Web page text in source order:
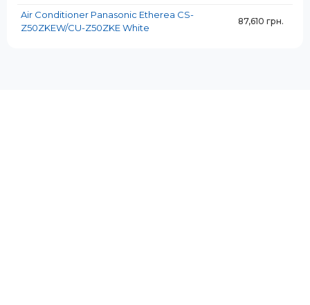
✅ Высокая энергоэффективность
Air Conditioner Panasonic Etherea CS-
Z50ZKEW/CU-Z50ZKE White
87,610 грн.